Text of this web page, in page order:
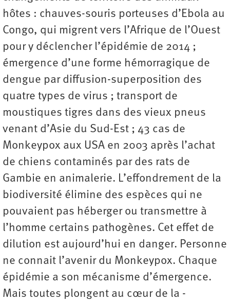
hôtes : chauves-souris porteuses d’Ebola au
Congo, qui migrent vers l’Afrique de l’Ouest
pour y déclencher l’épidémie de 2014 ;
émergence d’une forme hémorragique de
dengue par diffusion-superposition des
quatre types de virus ; transport de
moustiques tigres dans des vieux pneus
venant d’Asie du Sud-Est ; 43 cas de
Monkeypox aux USA en 2003 après l’achat
de chiens contaminés par des rats de
Gambie en animalerie. L’effondrement de la
biodiversité élimine des espèces qui ne
pouvaient pas héberger ou transmettre à
l’homme certains pathogènes. Cet effet de
dilution est aujourd’hui en danger. Personne
ne connait l’avenir du Monkeypox. Chaque
épidémie a son mécanisme d’émergence.
Mais toutes plongent au cœur de la ­